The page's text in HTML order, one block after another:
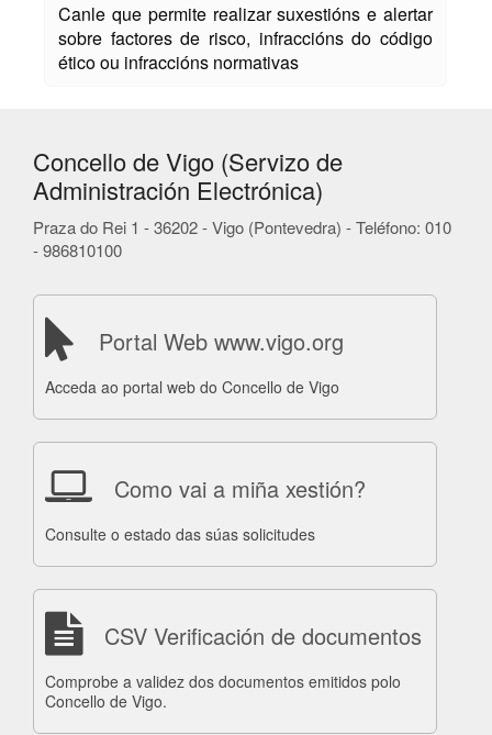
Canle que permite realizar suxestións e alertar
sobre factores de risco, infraccións do código
ético ou infraccións normativas
Concello de Vigo (Servizo de
Administración Electrónica)
Praza do Rei 1 - 36202 - Vigo (Pontevedra) - Teléfono: 010
- 986810100
Portal Web www.vigo.org
Acceda ao portal web do Concello de Vigo
Como vai a miña xestión?
Consulte o estado das súas solicitudes
CSV Verificación de documentos
Comprobe a validez dos documentos emitidos polo
Concello de Vigo.